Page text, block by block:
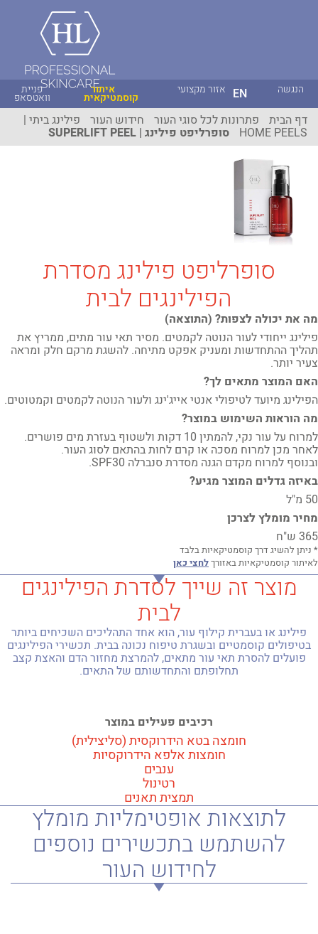
פניית
וואטסאפ
איתור
קוסמטיקאית
אזור מקצועי EN הנגשה
דף הבית פתרונות לכל סוגי העור חידוש העור פילינג ביתי |
HOME PEELS סופרליפט פילינג | SUPERLIFT PEEL
סופרליפט פילינג מסדרת
הפילינגים לבית
מה את יכולה לצפות? (התוצאה)
פילינג ייחודי לעור הנוטה לקמטים. מסיר תאי עור מתים, ממריץ את
תהליך ההתחדשות ומעניק אפקט מתיחה. להשגת מרקם חלק ומראה
צעיר יותר.
האם המוצר מתאים לך?
הפילינג מיועד לטיפולי אנטי אייג'ינג ולעור הנוטה לקמטים וקמטוטים.
מה הוראות השימוש במוצר?
למרוח על עור נקי, להמתין 10 דקות ולשטוף בעזרת מים פושרים.
לאחר מכן למרוח מסכה או קרם לחות בהתאם לסוג העור.
ובנוסף למרוח מקדם הגנה מסדרת סנברלה SPF30.
באיזה גדלים המוצר מגיע?
50 מ"ל
מחיר מומלץ לצרכן
365 ש"ח
* ניתן להשיג דרך קוסמטיקאיות בלבד
לאיתור קוסמטיקאיות באזורךלחצי כאן
מוצר זה שייך לסדרת הפילינגים
לבית
פילינג או בעברית קילוף עור, הוא אחד התהליכים השכיחים ביותר
בטיפולים קוסמטיים ובשגרת טיפוח נכונה בבית. תכשירי הפילינגים
פועלים להסרת תאי עור מתאים, להמרצת מחזור הדם והאצת קצב
תחלופתם והתחדשותם של התאים.
רכיבים פעילים במוצר
חומצה בטא הידרוקסית (סליצילית)
חומצות אלפא הידרוקסיות
ענבים
רטינול
תמצית תאנים
לתוצאות אופטימליות מומלץ
להשתמש בתכשירים נוספים
לחידוש העור